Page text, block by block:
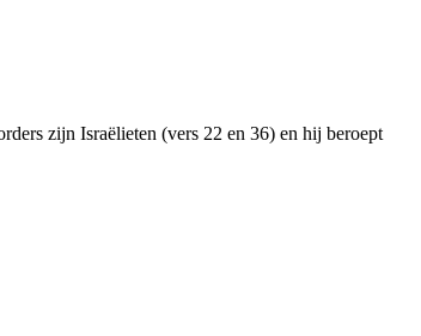
zijn Israëlieten (vers 22 en 36) en hij beroept